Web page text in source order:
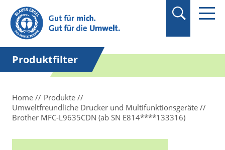
Suchbegriff in
Anführungszeichen
setzen.
Produktfilter
Home
Produkte
Umweltfreundliche Drucker und Multifunktionsgeräte
Brother MFC-L9635CDN (ab SN E814****133316)